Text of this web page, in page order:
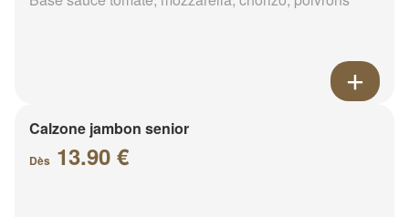
Calzone jambon senior
Dès 13.90 €